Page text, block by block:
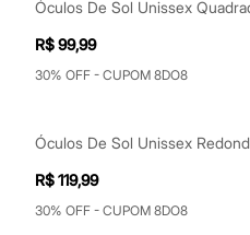
Camisas
Camisetas e Regatas
Casacos e Jaquetas
Jeans
Bolsas e Mochilas
Cintos
Carteiras
Óculos
R$ 99,99
30% OFF - CUPOM 8DO8
R$ 119,99
30% OFF - CUPOM 8DO8